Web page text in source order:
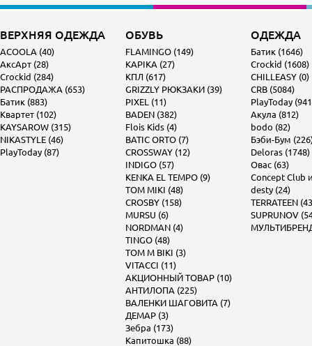
ВЕРХНЯЯ ОДЕЖДА
ACOOLA (40)
АксАрт (28)
Crockid (284)
РАСПРОДАЖА (653)
Батик (883)
Квартет (102)
KAYSAROW (315)
NIKASTYLE (46)
PlayToday (87)
ОБУВЬ
FLAMINGO (149)
KAPIKA (27)
КПЛ (617)
GRIZZLY РЮКЗАКИ (39)
PIXEL (11)
BADEN (382)
Flois Kids (4)
BATIC ORTO (7)
CROSSWAY (12)
INDIGO (57)
KENKA EL TEMPO (9)
TOM MIKI (48)
CROSBY (158)
MURSU (6)
NORDMAN (4)
TINGO (48)
TOM M BIKI (3)
VITACCI (11)
АКЦИОННЫЙ ТОВАР (10)
АНТИЛОПА (225)
ВАЛЕНКИ ШАГОВИТА (7)
ДЕМАР (3)
Зебра (173)
Капитошка (88)
ОДЕЖДА
Батик (1646)
Crockid (1608)
CHILLEASY (0)
CRB (5084)
PlayToday
Акула (812)
bodo (82)
Бэби-Бум
Deloras (1748)
Овас (63)
Concept Club
desty (24)
TERRATEEN
SUPRUNOV